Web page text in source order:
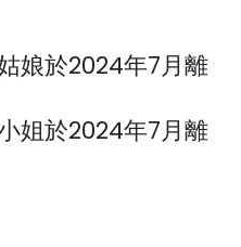
娘於2024年7月離
姐於2024年7月離